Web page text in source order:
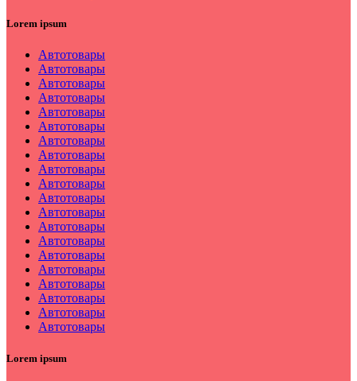
Lorem ipsum
Автотовары
Автотовары
Автотовары
Автотовары
Автотовары
Автотовары
Автотовары
Автотовары
Автотовары
Автотовары
Автотовары
Автотовары
Автотовары
Автотовары
Автотовары
Автотовары
Автотовары
Автотовары
Автотовары
Автотовары
Lorem ipsum